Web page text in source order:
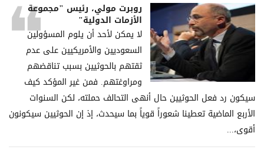
روبرت مولي، رئيس "مجموعة
الأزمات الدولية"
لا يمكن لأحد أن يلوم المسؤولين
السعوديين والأمريكيين على عدم
ثقتهم بالحوثيين بسبب تناقضهم
ومراوغتهم. فمن غير المؤكد كيف
سيكون رد فعل الحوثيين حال أنهى التحالف حملته، لكن السنوات
الأربع الماضية تعطينا شعوراً قوياً بما سيحدث، إذ إن الحوثيين سيكونون
أقوى،...